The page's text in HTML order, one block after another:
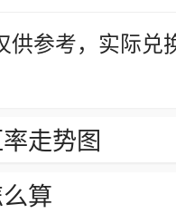
供参考，实际
走势图
算